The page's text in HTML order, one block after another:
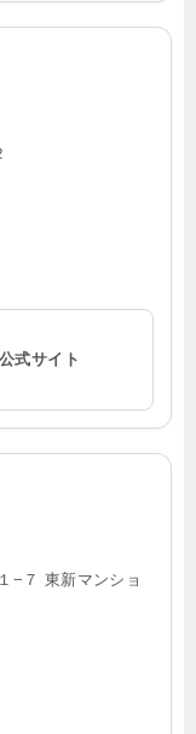
公式サイト
−７ 東新マンショ